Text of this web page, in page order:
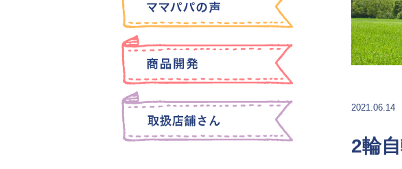
2021.06.14
2輪